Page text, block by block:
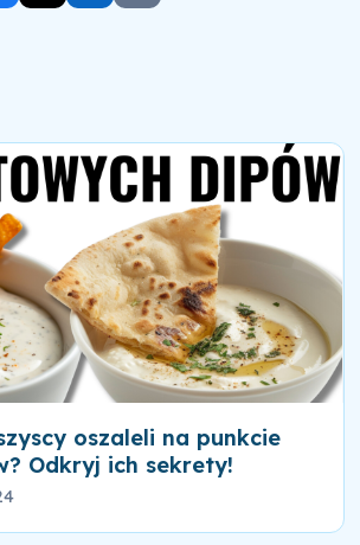
oszaleli na punkcie
Odkryj ich sekrety!